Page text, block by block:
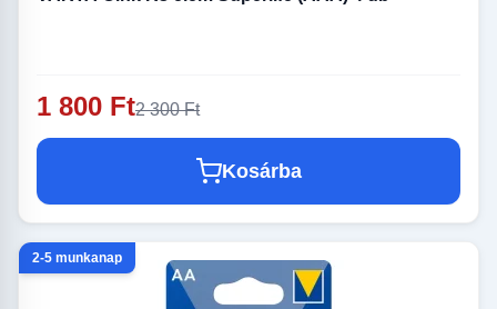
1 800 Ft2 300 Ft
Kosárba
2-5 munkanap